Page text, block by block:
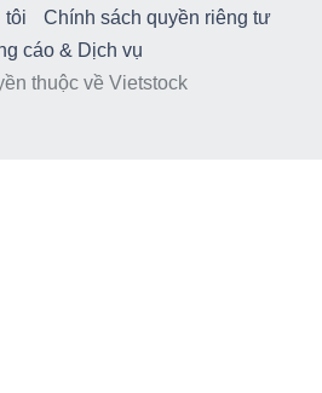
tôi
Chính sách quyền riêng tư
cáo & Dịch vụ
thuộc về Vietstock